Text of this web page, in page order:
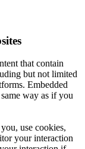
that contain
but not limited
Embedded
way as if you
use cookies,
your interaction